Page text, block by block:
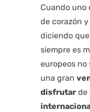
Cuando uno
de corazón
diciendo
siempre es
europeos no
una gran
disfrutarde